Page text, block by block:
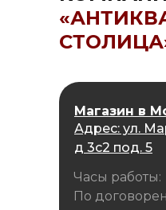
Магазин в
Адрес: ул.
д 3с2 под. 5
Часы работы:
По